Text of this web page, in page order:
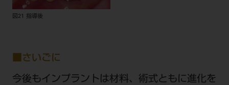
図21 指導後
■さいごに
今後もインプラントは材料、術式ともに進化を